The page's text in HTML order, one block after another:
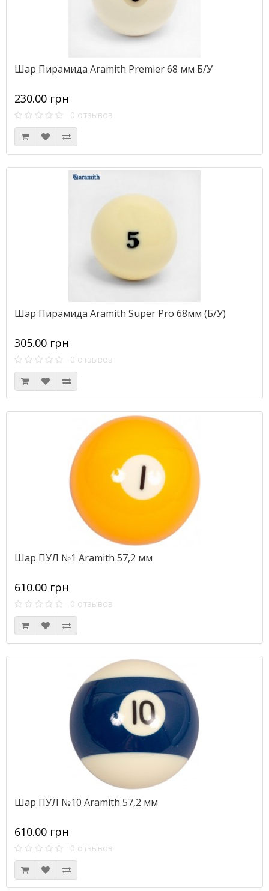
Шар Пирамида Aramith Premier 68 мм Б/У
230.00 грн
0 отзывов
Шар Пирамида Aramith Super Pro 68мм (Б/У)
305.00 грн
0 отзывов
Шар ПУЛ №1 Aramith 57,2 мм
610.00 грн
0 отзывов
Шар ПУЛ №10 Aramith 57,2 мм
610.00 грн
0 отзывов